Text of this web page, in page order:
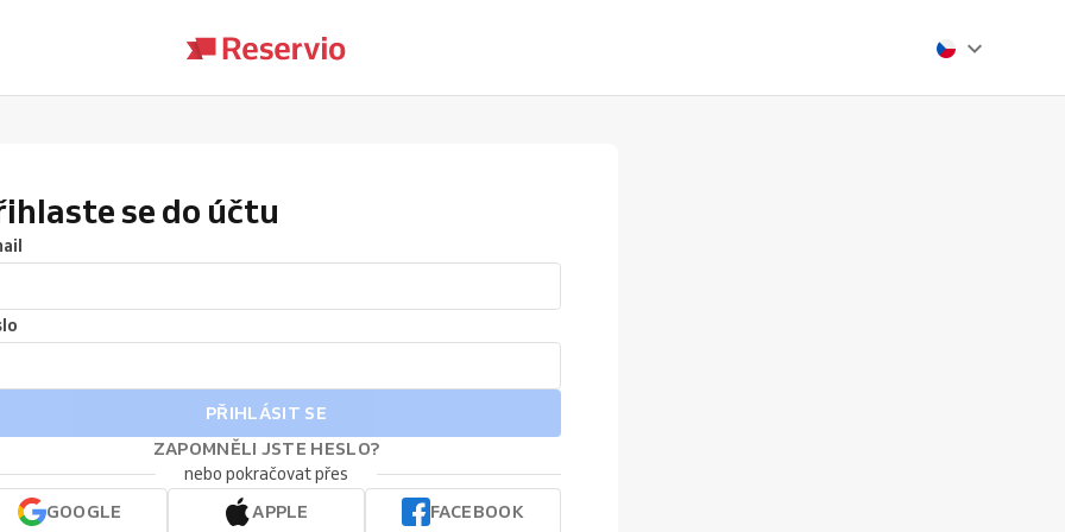
se do účtu
PŘIHLÁSIT SE
ZAPOMNĚLI JSTE HESLO?
nebo pokračovat přes
GOOGLE
APPLE FACEBOOK